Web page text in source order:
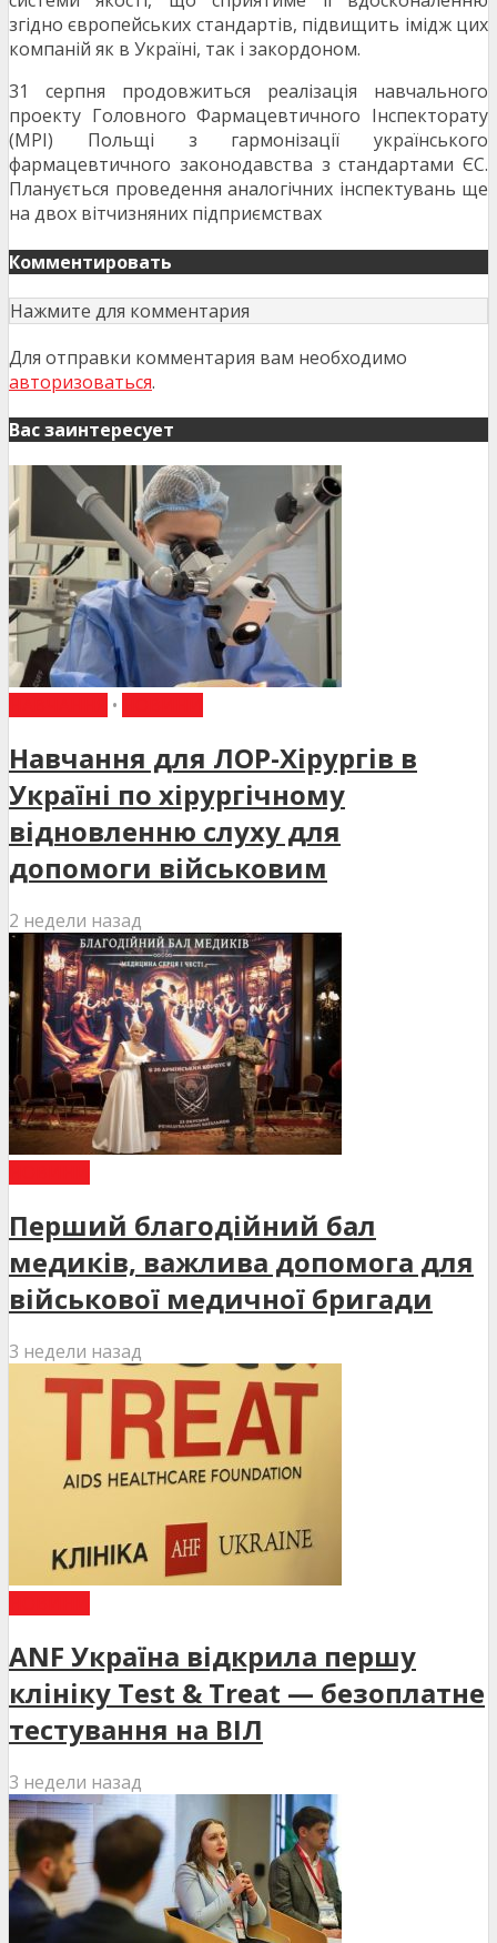
згідно європейських стандартів, підвищить імідж цих
компаній як в Україні, так і закордоном.
31 серпня продовжиться реалізація навчального
проекту Головного Фармацевтичного Інспекторату
(MPI) Польщі з гармонізації українського
фармацевтичного законодавства з стандартами ЄС.
Планується проведення аналогічних інспектувань ще
на двох вітчизняних підприємствах
Комментировать
Нажмите для комментария
Для отправки комментария вам необходимо
авторизоваться.
Вас заинтересует
•
Навчання для ЛОР-Хірургів в
Україні по хірургічному
відновленню слуху для
допомоги військовим
2 недели назад
Перший благодійний бал
медиків, важлива допомога для
військової медичної бригади
3 недели назад
ANF Україна відкрила першу
клініку Test & Treat — безоплатне
тестування на ВІЛ
3 недели назад